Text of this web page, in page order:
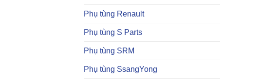
Phụ tùng Renault
Phụ tùng S Parts
Phụ tùng SRM
Phụ tùng SsangYong